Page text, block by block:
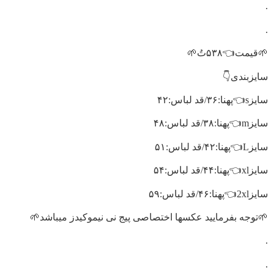
.
.
🌱قیمت👈۵۳۸تُ🌱
سایزبندی👇
سایزs👈پهنا:۳۶/قد لباس:۴۲
سایزm👈پهنا:۳۸/قد لباس:۴۸
سایزL👈پهنا:۴۲/قد لباس:۵۱
سایزxl👈پهنا:۴۴/قد لباس:۵۴
سایز2xl👈پهنا:۴۶/قد لباس:۵۹
🌱توجه بفرمایید عکسها اختصاصی پیج نی نیموکیدز میباشد🌱
.
.